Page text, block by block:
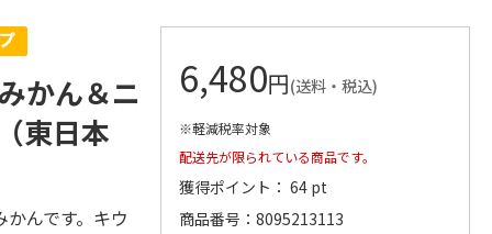
かん＆ニ
東日本
んです。キウ
6,480円(送料・税込)
※軽減税率対象
配送先が限られている商品です。
獲得ポイント： 64 pt
商品番号
8095213113